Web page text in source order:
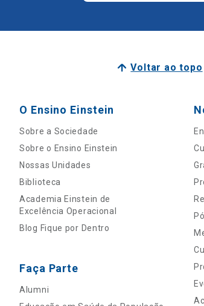
Voltar ao topo
O Ensino Einstein
Sobre a Sociedade
Sobre o Ensino Einstein
Nossas Unidades
Biblioteca
Academia Einstein de
Excelência Operacional
Blog Fique por Dentro
Faça Parte
Alumni